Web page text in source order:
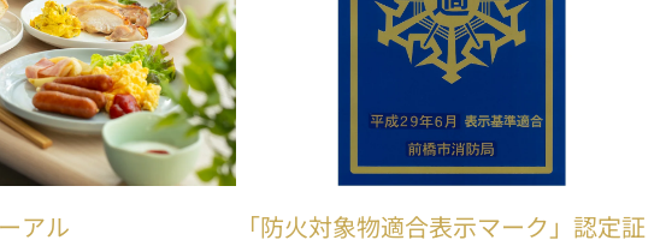
アル 「防火対象物適合表示マーク」認定証